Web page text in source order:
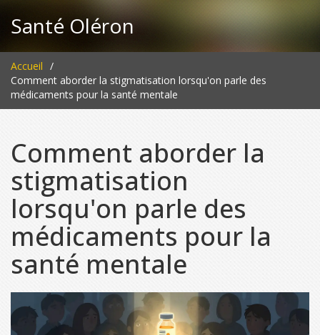
Santé Oléron
Accueil
Comment aborder la stigmatisation lorsqu'on parle des
médicaments pour la santé mentale
Comment aborder la
stigmatisation
lorsqu'on parle des
médicaments pour la
santé mentale